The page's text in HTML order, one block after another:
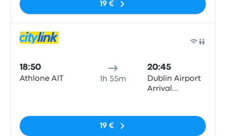
19 €
18:50
Athlone AIT 1h 55m
20:45
Dublin Airport
Arrival
19 €